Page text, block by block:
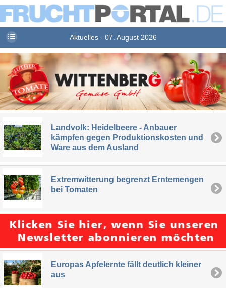
Aktuelles - 07. August 2026
Landvolk: Heidelbeere - Anbauer
kämpfen gegen Produktionskosten und
Ware aus dem Ausland
Extremwitterung begrenzt Erntemengen
bei Tomaten
Europas Apfelernte fällt deutlich kleiner
aus